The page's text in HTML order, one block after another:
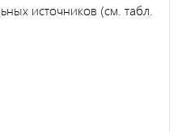
источников (см. табл.